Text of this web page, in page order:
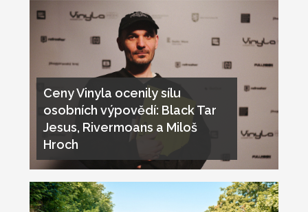
Ceny Vinyla ocenily sílu
osobních výpovědí: Black Tar
Jesus, Rivermoans a Miloš
Hroch